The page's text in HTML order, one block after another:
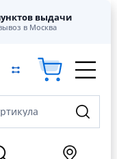
выдачи
в Москва